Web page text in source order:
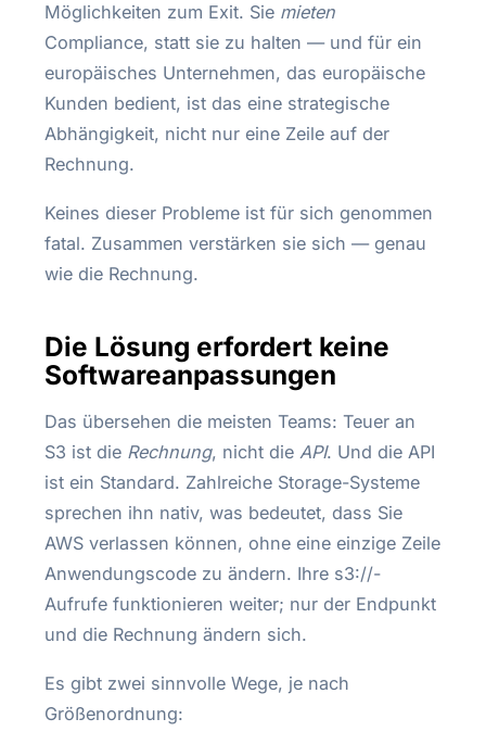
Möglichkeiten zum Exit. Sie mieten
Compliance, statt sie zu halten — und für ein
europäisches Unternehmen, das europäische
Kunden bedient, ist das eine strategische
Abhängigkeit, nicht nur eine Zeile auf der
Rechnung.
Keines dieser Probleme ist für sich genommen
fatal. Zusammen verstärken sie sich — genau
wie die Rechnung.
Die Lösung erfordert keine
Softwareanpassungen
Das übersehen die meisten Teams: Teuer an
S3 ist die Rechnung, nicht die API. Und die API
ist ein Standard. Zahlreiche Storage-Systeme
sprechen ihn nativ, was bedeutet, dass Sie
AWS verlassen können, ohne eine einzige Zeile
Anwendungscode zu ändern. Ihre s3://-
Aufrufe funktionieren weiter; nur der Endpunkt
und die Rechnung ändern sich.
Es gibt zwei sinnvolle Wege, je nach
Größenordnung: